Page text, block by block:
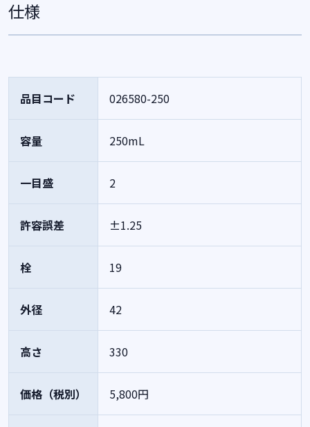
仕様
品目コード 026580-250
容量 250mL
一目盛 2
許容誤差 ±1.25
栓 19
外径 42
高さ 330
価格（税別） 5,800円